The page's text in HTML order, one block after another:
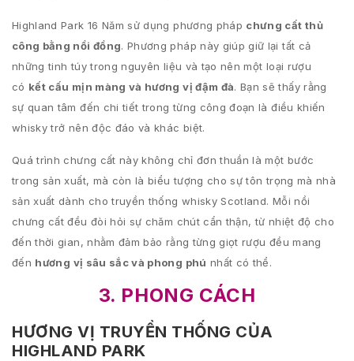
Highland Park 16 Năm sử dụng phương pháp chưng cất thủ
công bằng nồi đồng. Phương pháp này giúp giữ lại tất cả
những tinh túy trong nguyên liệu và tạo nên một loại rượu
có kết cấu mịn màng và hương vị đậm đà. Bạn sẽ thấy rằng
sự quan tâm đến chi tiết trong từng công đoạn là điều khiến
whisky trở nên độc đáo và khác biệt.
Quá trình chưng cất này không chỉ đơn thuần là một bước
trong sản xuất, mà còn là biểu tượng cho sự tôn trọng mà nhà
sản xuất dành cho truyền thống whisky Scotland. Mỗi nồi
chưng cất đều đòi hỏi sự chăm chút cẩn thận, từ nhiệt độ cho
đến thời gian, nhằm đảm bảo rằng từng giọt rượu đều mang
đến hương vị sâu sắc và phong phú nhất có thể.
3. PHONG CÁCH
HƯƠNG VỊ TRUYỀN THỐNG CỦA
HIGHLAND PARK